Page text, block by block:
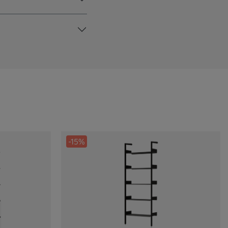
-15%
bieten zu können.